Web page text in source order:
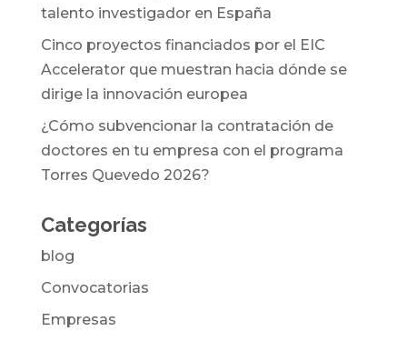
talento investigador en España
Cinco proyectos financiados por el EIC
Accelerator que muestran hacia dónde se
dirige la innovación europea
¿Cómo subvencionar la contratación de
doctores en tu empresa con el programa
Torres Quevedo 2026?
Categorías
blog
Convocatorias
Empresas